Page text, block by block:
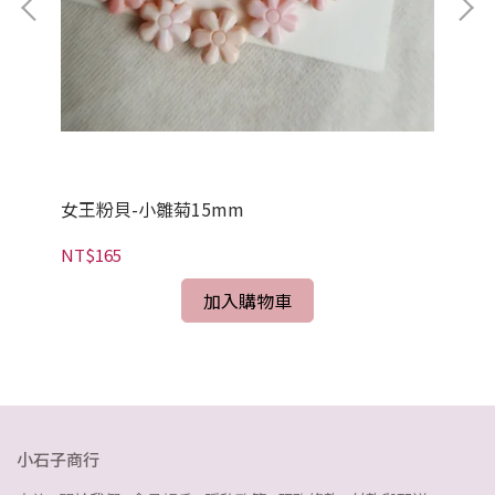
女王粉貝-小雛菊15mm
NT$165
加入購物車
小石子商行